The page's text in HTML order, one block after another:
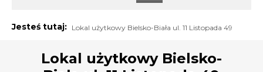
Jesteś tutaj: Lokal użytkowy Bielsko-Biała ul. 11 Listopada 49
Lokal użytkowy Bielsko-